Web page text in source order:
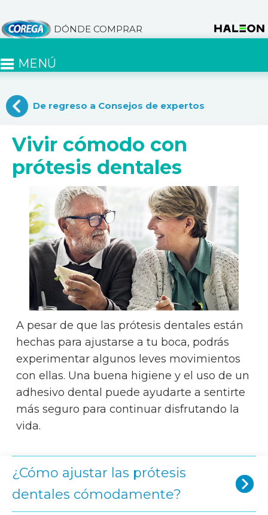
DÓNDE COMPRAR
MENÚ
De regreso a Consejos de expertos
Vivir cómodo con
prótesis dentales
A pesar de que las prótesis dentales están
hechas para ajustarse a tu boca, podrás
experimentar algunos leves movimientos
con ellas. Una buena higiene y el uso de un
adhesivo dental puede ayudarte a sentirte
más seguro para continuar disfrutando la
vida.
¿Cómo ajustar las prótesis
dentales cómodamente?